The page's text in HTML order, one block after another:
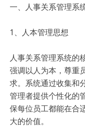
一、人事关系管理系
1、人本管理思想
人事关系管理系统的
强调以人为本，尊重
求。系统通过收集和
管理者提供个性化的
保每位员工都能在合
大的价值。